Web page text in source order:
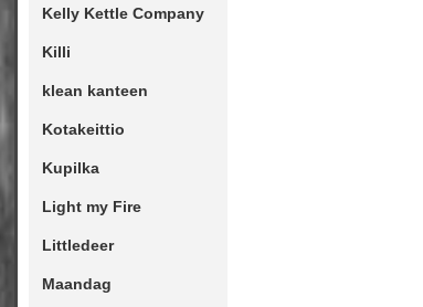
Kelly Kettle Company
Killi
klean kanteen
Kotakeittio
Kupilka
Light my Fire
Littledeer
Maandag